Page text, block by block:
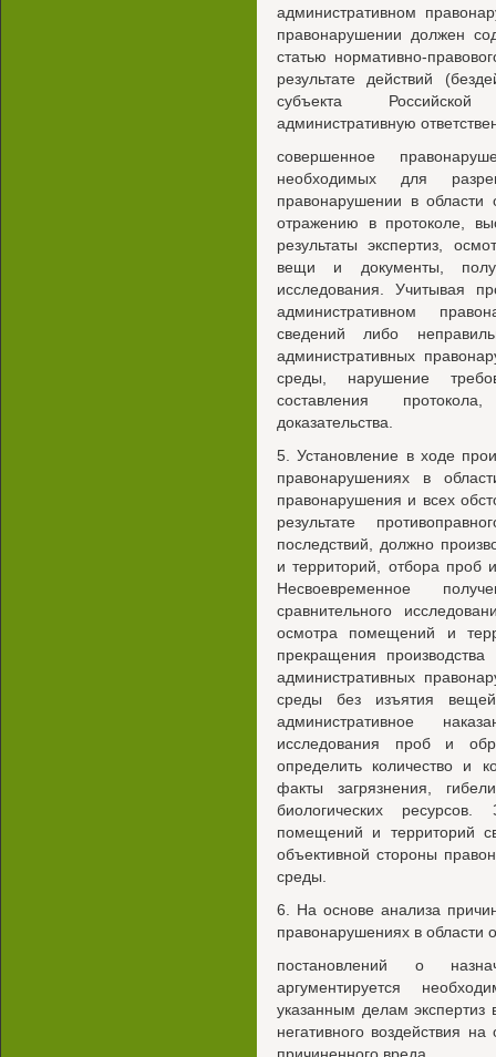
административном
правонарушении должен
статью нормативно-
результате действий
субъекта
административную
совершенное
необходимых для
правонарушении в
отражению в протоколе,
результаты экспертиз,
вещи и документы,
исследования. Учитывая
административном
сведений либо
административных
среды, нарушение
составления
доказательства.
5. Установление в ходе
правонарушениях в
правонарушения и всех
результате
последствий, должно
и территорий, отбора проб
Несвоевременное
сравнительного
осмотра помещений и
прекращения
административных
среды без изъятия
административное
исследования проб и
определить количество и
факты загрязнения,
биологических
помещений и территорий
объективной стороны
среды.
6. На основе анализа
правонарушениях в
постановлений о
аргументируется
указанным делам экспертиз
негативного воздействия